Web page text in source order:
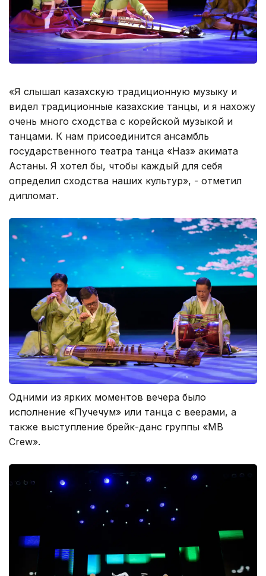
«Я слышал казахскую традиционную музыку и
видел традиционные казахские танцы, и я нахожу
очень много сходства с корейской музыкой и
танцами. К нам присоединится ансамбль
государственного театра танца «Наз» акимата
Астаны. Я хотел бы, чтобы каждый для себя
определил сходства наших культур», - отметил
дипломат.
Одними из ярких моментов вечера было
исполнение «Пучечум» или танца с веерами, а
также выступление брейк-данс группы «MB
Crew».